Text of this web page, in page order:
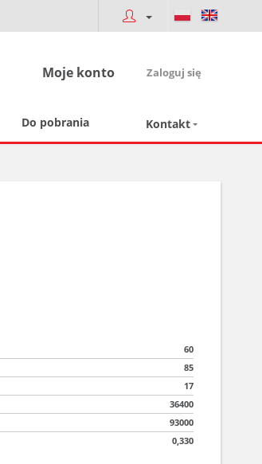
Moje konto Zaloguj się
Do pobrania Kontakt
60
85
17
36400
93000
0,330